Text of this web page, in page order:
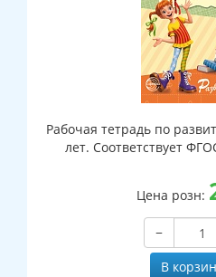
Рабочая тетрадь по
лет. Соответствует
Цена розн:
−
В